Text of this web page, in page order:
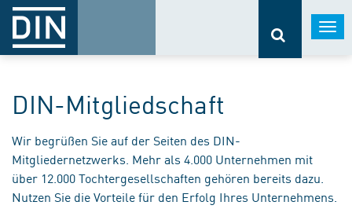
DIN-Mitgliedschaft
Wir begrüßen Sie auf der Seiten des DIN-
Mitgliedernetzwerks. Mehr als 4.000 Unternehmen mit
über 12.000 Tochtergesellschaften gehören bereits dazu.
Nutzen Sie die Vorteile für den Erfolg Ihres Unternehmens.